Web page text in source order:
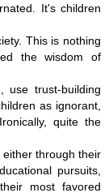
It's children
This is nothing
the wisdom of
use trust-building
as ignorant,
quite the
through their
pursuits,
most favored